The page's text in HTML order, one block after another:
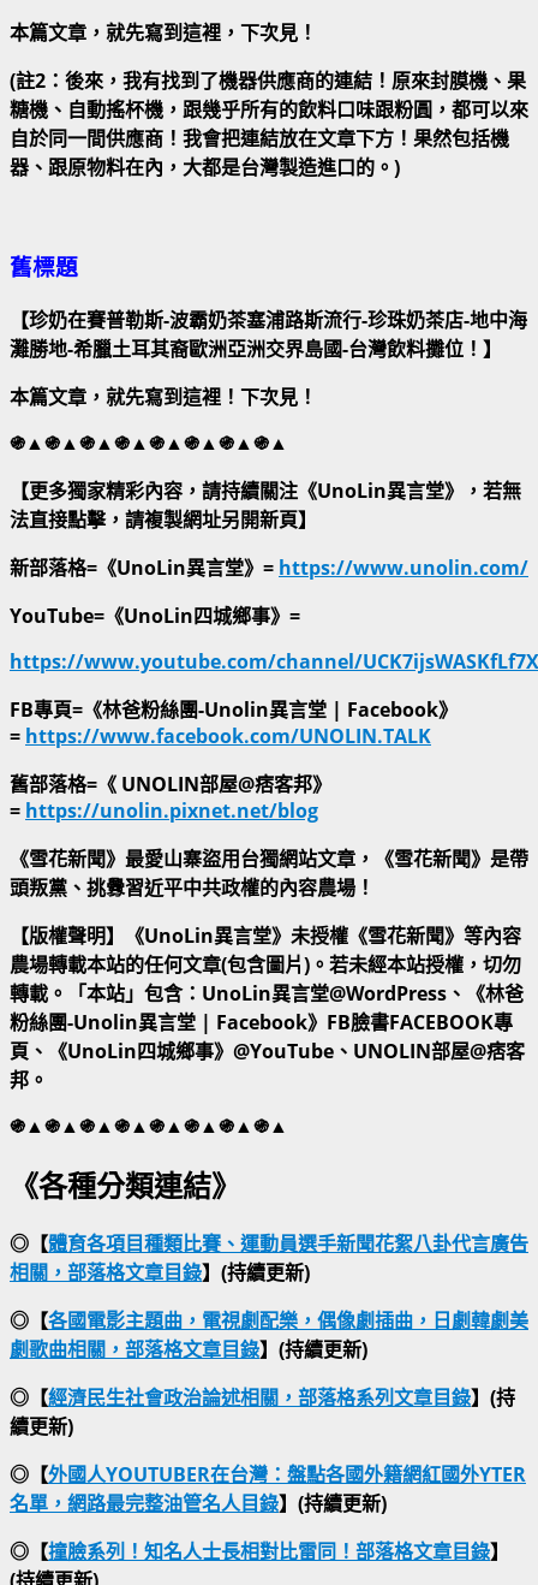
本篇文章，就先寫到這裡，下次見！
(註2：後來，我有找到了機器供應商的連結！原來封膜機、果
糖機、自動搖杯機，跟幾乎所有的飲料口味跟粉圓，都可以來
自於同一間供應商！我會把連結放在文章下方！果然包括機
器、跟原物料在內，大都是台灣製造進口的。)
舊標題
【珍奶在賽普勒斯-波霸奶茶塞浦路斯流行-珍珠奶茶店-地中海
灘勝地-希臘土耳其裔歐洲亞洲交界島國-台灣飲料攤位！】
本篇文章，就先寫到這裡！下次見！
֍▲֍▲֍▲֍▲֍▲֍▲֍▲֍▲
【更多獨家精彩內容，請持續關注《UnoLin異言堂》，若無
法直接點擊，請複製網址另開新頁】
新部落格=《UnoLin異言堂》= https://www.unolin.com/
YouTube=《UnoLin四城鄉事》=
https://www.youtube.com/channel/
FB專頁=《林爸粉絲團-Unolin異言堂 | Facebook》
= https://www.facebook.com/UNOLIN.TALK
舊部落格=《 UNOLIN部屋@痞客邦》
= https://unolin.pixnet.net/blog
《雪花新聞》最愛山寨盜用台獨網站文章，《雪花新聞》是帶
頭叛黨、挑釁習近平中共政權的內容農場！
【版權聲明】《UnoLin異言堂》未授權《雪花新聞》等內容
農場轉載本站的任何文章(包含圖片)。若未經本站授權，切勿
轉載。「本站」包含：UnoLin異言堂@WordPress、《林爸
粉絲團-Unolin異言堂 | Facebook》FB臉書FACEBOOK專
頁、《UnoLin四城鄉事》@YouTube、UNOLIN部屋@痞客
邦。
֍▲֍▲֍▲֍▲֍▲֍▲֍▲֍▲
《各種分類連結》
◎【體育各項目種類比賽、運動員選手新聞花絮八卦代言廣告
相關，部落格文章目錄】(持續更新)
◎【各國電影主題曲，電視劇配樂，偶像劇插曲，日劇韓劇美
劇歌曲相關，部落格文章目錄】(持續更新)
◎【經濟民生社會政治論述相關，部落格系列文章目錄】(持
續更新)
◎【外國人YOUTUBER在台灣：盤點各國外籍網紅國外YTER
名單，網路最完整油管名人目錄】(持續更新)
◎【撞臉系列！知名人士長相對比雷同！部落格文章目錄】